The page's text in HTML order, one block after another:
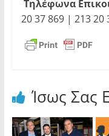
Τηλέφωνα
20 37 869 | 213 20
Ίσως Σας